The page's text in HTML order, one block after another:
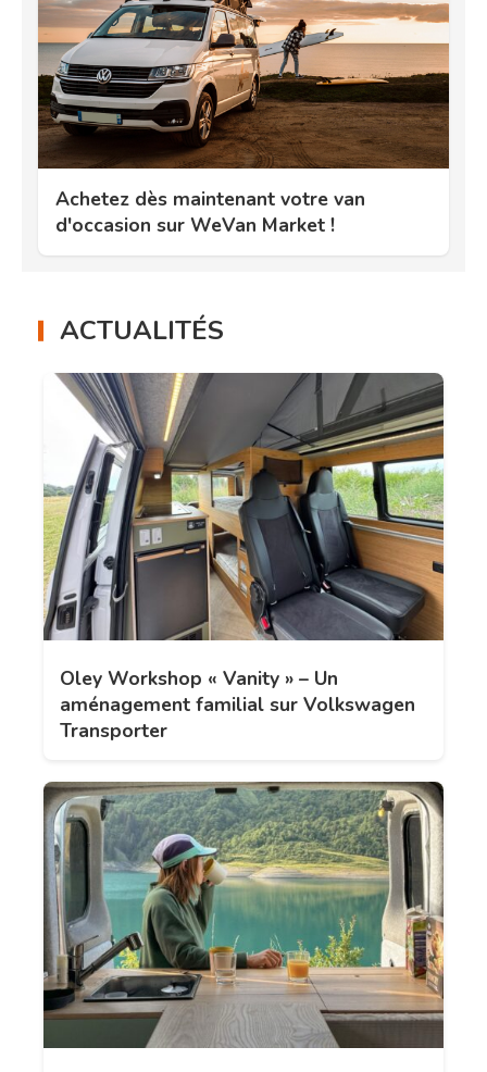
Achetez dès maintenant votre van
d'occasion sur WeVan Market !
ACTUALITÉS
Oley Workshop « Vanity » – Un
aménagement familial sur Volkswagen
Transporter